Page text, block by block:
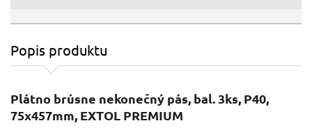
Popis produktu
Plátno brúsne nekonečný pás, bal. 3ks, P40,
75x457mm, EXTOL PREMIUM